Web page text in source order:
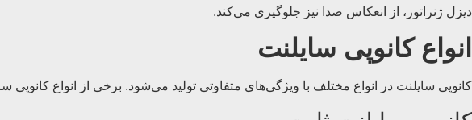
دیزل ژنراتور، از انعکاس صدا نیز جلوگیری می‌کند.
انواع کانوپی سایلنت
کانوپی سایلنت در انواع مختلف با ویژگی‌های متفاوتی تولید می‌شود. برخی از انواع کانوپی